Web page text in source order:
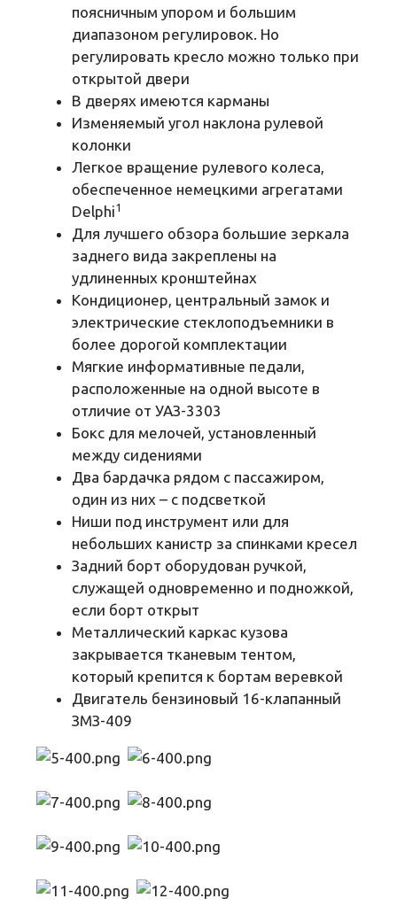
поясничным упором и большим
диапазоном регулировок. Но
регулировать кресло можно только при
открытой двери
В дверях имеются карманы
Изменяемый угол наклона рулевой
колонки
Легкое вращение рулевого колеса,
обеспеченное немецкими агрегатами
Delphi1
Для лучшего обзора большие зеркала
заднего вида закреплены на
удлиненных кронштейнах
Кондиционер, центральный замок и
электрические стеклоподъемники в
более дорогой комплектации
Мягкие информативные педали,
расположенные на одной высоте в
отличие от УАЗ-3303
Бокс для мелочей, установленный
между сидениями
Два бардачка рядом с пассажиром,
один из них – с подсветкой
Ниши под инструмент или для
небольших канистр за спинками кресел
Задний борт оборудован ручкой,
служащей одновременно и подножкой,
если борт открыт
Металлический каркас кузова
закрывается тканевым тентом,
который крепится к бортам веревкой
Двигатель бензиновый 16-клапанный
ЗМЗ-409